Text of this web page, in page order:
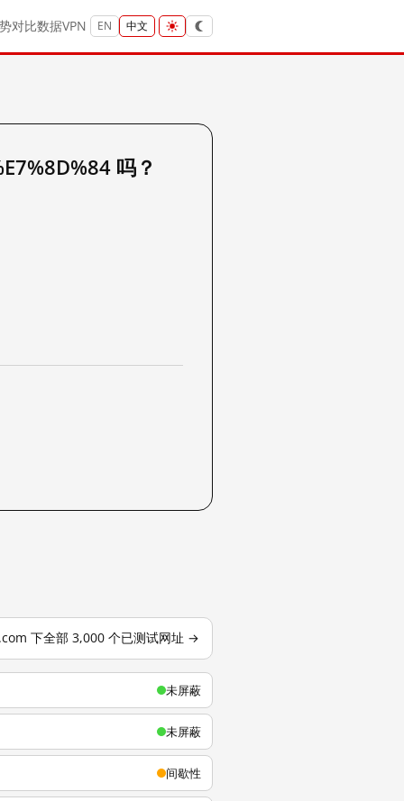
对比数据VPN EN 中文
吗？
下全部 3,000 个已测试网址 →
未屏蔽
未屏蔽
间歇性